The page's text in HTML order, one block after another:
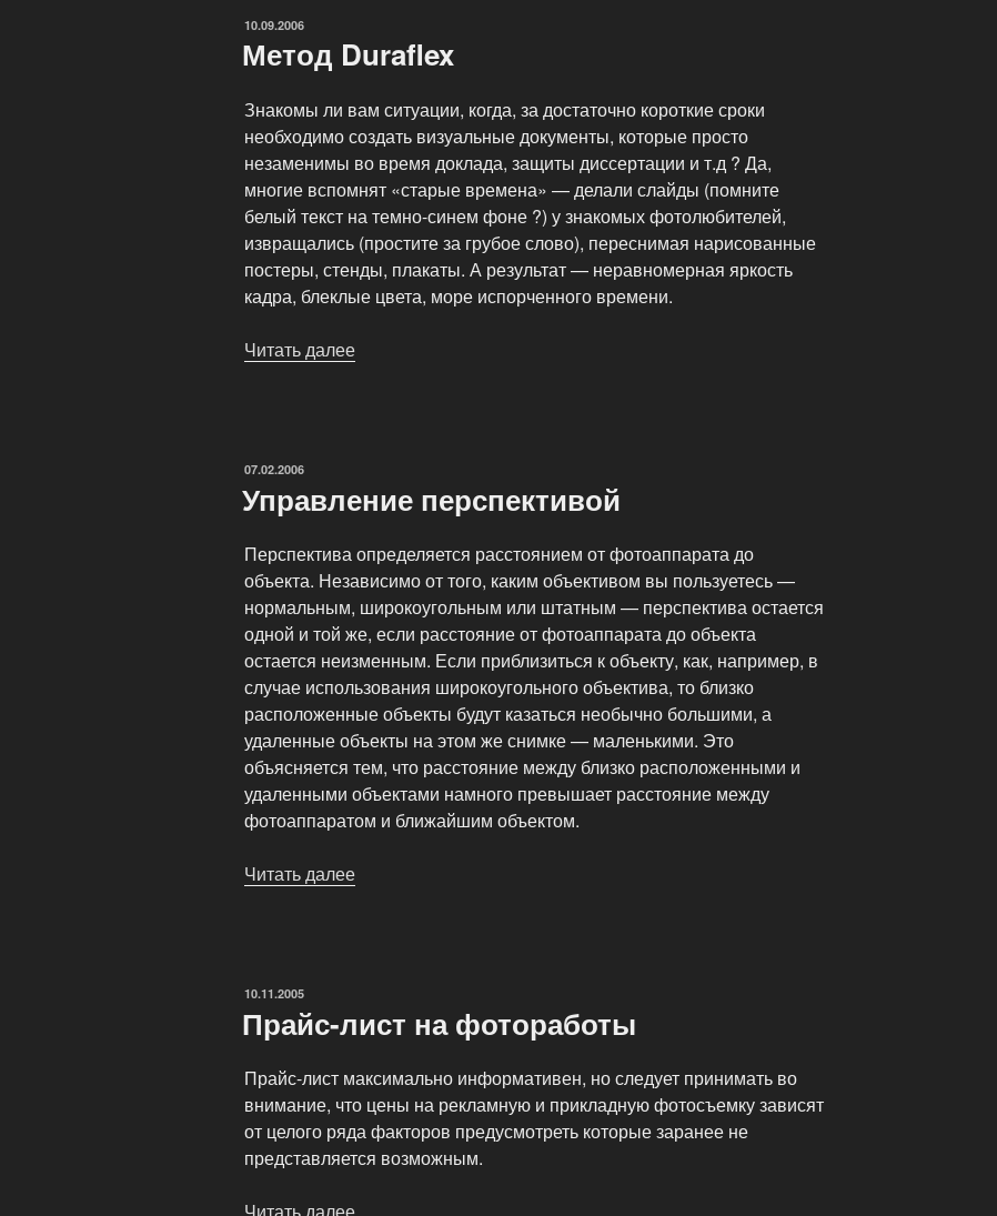
ОПУБЛИКОВАНО
10.09.2006
Метод Duraflex
Знакомы ли вам ситуации, когда, за достаточно короткие сроки
необходимо создать визуальные документы, которые просто
незаменимы во время доклада, защиты диссертации и т.д ? Да,
многие вспомнят «старые времена» — делали слайды (помните
белый текст на темно-синем фоне ?) у знакомых фотолюбителей,
извращались (простите за грубое слово), переснимая нарисованные
постеры, стенды, плакаты. А результат — неравномерная яркость
кадра, блеклые цвета, море испорченного времени.
Читать далее
ОПУБЛИКОВАНО
07.02.2006
Управление перспективой
Перспектива определяется расстоянием от фотоаппарата до
объекта. Независимо от того, каким объективом вы пользуетесь —
нормальным, широкоугольным или штатным — перспектива остается
одной и той же, если расстояние от фотоаппарата до объекта
остается неизменным. Если приблизиться к объекту, как, например, в
случае использования широкоугольного объектива, то близко
расположенные объекты будут казаться необычно большими, а
удаленные объекты на этом же снимке — маленькими. Это
объясняется тем, что расстояние между близко расположенными и
удаленными объектами намного превышает расстояние между
фотоаппаратом и ближайшим объектом.
Читать далее
ОПУБЛИКОВАНО
10.11.2005
Прайс-лист на фотоработы
Прайс-лист максимально информативен, но следует принимать во
внимание, что цены на рекламную и прикладную фотосъемку зависят
от целого ряда факторов предусмотреть которые заранее не
представляется возможным.